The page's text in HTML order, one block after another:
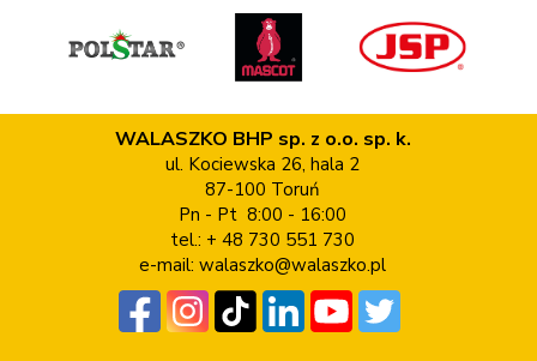
WALASZKO BHP sp. z o.o. sp. k.
ul. Kociewska 26, hala 2
87-100 Toruń
Pn - Pt 8:00 - 16:00
tel.: + 48 730 551 730
e-mail: walaszko@walaszko.pl